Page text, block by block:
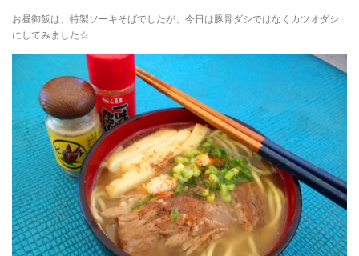
お昼御飯は、特製ソーキそばでしたが、今日は豚骨ダシではなくカツオダシ
にしてみました☆